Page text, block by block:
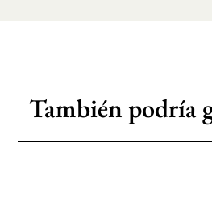
También podría